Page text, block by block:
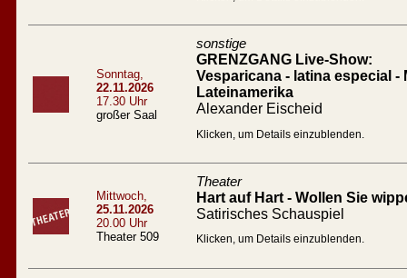
Sonntag,
22.11.2026
17.30 Uhr
großer Saal
sonstige
GRENZGANG Live-Show:
Vesparicana - latina especial -
Lateinamerika
Alexander Eischeid
Klicken, um Details einzublenden.
Mittwoch,
25.11.2026
20.00 Uhr
Theater 509
Theater
Hart auf Hart - Wollen Sie
Satirisches Schauspiel
Klicken, um Details einzublenden.